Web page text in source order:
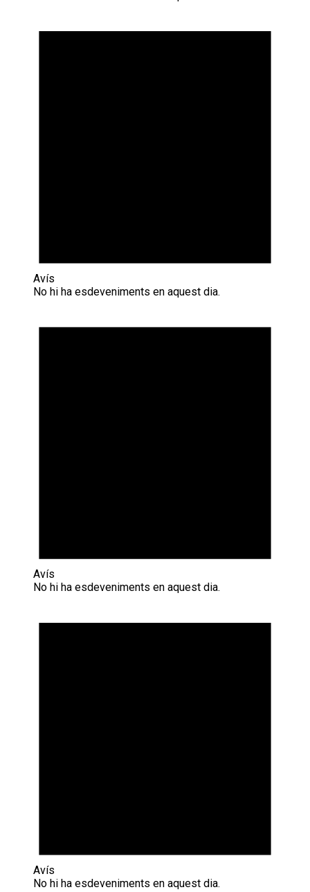
Avís
No hi ha esdeveniments en aquest dia.
Avís
No hi ha esdeveniments en aquest dia.
Avís
No hi ha esdeveniments en aquest dia.